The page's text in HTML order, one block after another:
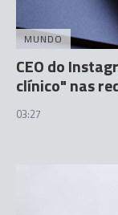
MUNDO
CEO do
clínico" nas
03:27